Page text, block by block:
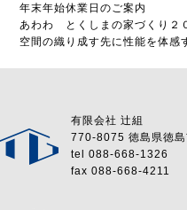
年末年始休業日のご案内
あわわ とくしまの家づくり２
空間の織り成す先に性能を体
有限会社 辻組
770-8075 徳島県徳
tel 088-668-1326
fax 088-668-4211